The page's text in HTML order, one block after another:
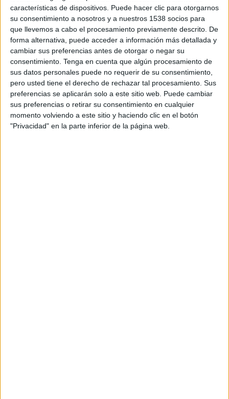
características de dispositivos. Puede hacer clic para otorgarnos
su consentimiento a nosotros y a nuestros 1538 socios para
que llevemos a cabo el procesamiento previamente descrito. De
forma alternativa, puede acceder a información más detallada y
cambiar sus preferencias antes de otorgar o negar su
consentimiento. Tenga en cuenta que algún procesamiento de
sus datos personales puede no requerir de su consentimiento,
pero usted tiene el derecho de rechazar tal procesamiento. Sus
preferencias se aplicarán solo a este sitio web. Puede cambiar
sus preferencias o retirar su consentimiento en cualquier
momento volviendo a este sitio y haciendo clic en el botón
"Privacidad" en la parte inferior de la página web.
28 DE ENERO DE 2013
Apuesta por las redes sociales
SCP Creación y Producción de Eventos ha renovado por completo su imagen
presencia efectiva en las redes sociales.
El nuevo logo sigue utilizando sus colores corporativos, tonos rojos, que se
relacionan con la calidez además de la fuerza, la vitalidad, la espontaneidad, la